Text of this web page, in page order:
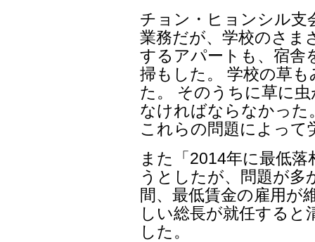
チョン・ヒョンシル支
業務だが、学校のさま
するアパートも、宿舎
掃もした。 学校の草
た。 そのうちに草に
なければならなかった
これらの問題によって
また「2014年に最低
うとしたが、問題が多
間、最低賃金の雇用が
しい総長が就任すると
した。